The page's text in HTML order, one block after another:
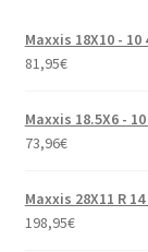
Maxxis 18X10 - 10
81,95€
Maxxis 18.5X6 -
73,96€
Maxxis 28X11 R
198,95€